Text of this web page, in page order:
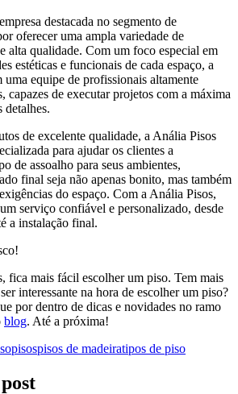
destacada no segmento de
oferecer uma ampla variedade de
alta qualidade. Com um foco especial em
estéticas e funcionais de cada espaço, a
equipe de profissionais altamente
capazes de executar projetos com a máxima
detalhes.
de excelente qualidade, a Anália Pisos
para ajudar os clientes a
de assoalho para seus ambientes,
final seja não apenas bonito, mas também
do espaço. Com a Anália Pisos,
serviço confiável e personalizado, desde
a instalação final.
fica mais fácil escolher um piso. Tem mais
interessante na hora de escolher um piso?
por dentro de dicas e novidades no ramo
blog. Até a próxima!
pisospisos de madeiratipos de piso